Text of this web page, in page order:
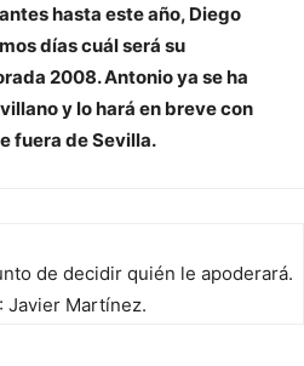
hasta este año, Diego
días cuál será su
2008. Antonio ya se ha
y lo hará en breve con
fuera de Sevilla.
de decidir quién le apoderará.
Javier Martínez.